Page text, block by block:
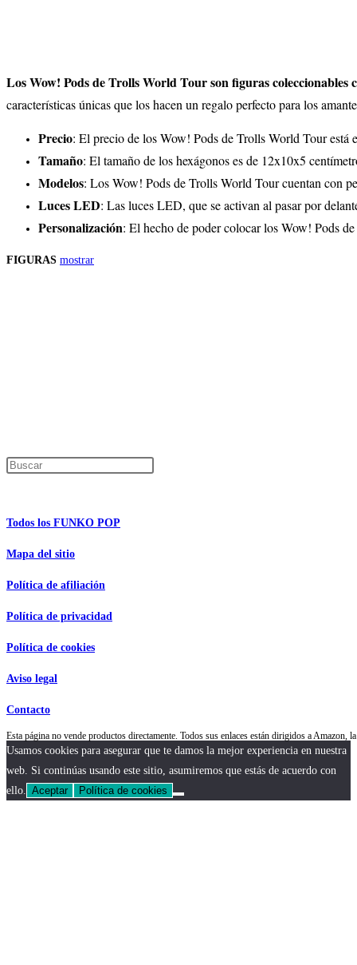
Los Wow! Pods de Trolls World Tour son figuras coleccionables
características únicas que los hacen un regalo perfecto para los
Precio: El precio de los Wow! Pods de Trolls World Tour está
Tamaño: El tamaño de los hexágonos es de 12x10x5
Modelos: Los Wow! Pods de Trolls World Tour cuentan con
Luces LED: Las luces LED, que se activan al pasar por
Personalización: El hecho de poder colocar los Wow! Pods
FIGURAS mostrar
Todos los FUNKO POP
Mapa del sitio
Política de afiliación
Política de privacidad
Política de cookies
Aviso legal
Contacto
Esta página no vende productos directamente. Todos sus enlaces están dirigidos a
Usamos cookies para asegurar que te damos la mejor experiencia en nuestra
web. Si continúas usando este sitio, asumiremos que estás de acuerdo con
ello. Aceptar Política de cookies